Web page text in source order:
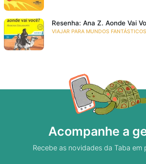
Resenha: Ana Z. Aonde Vai
VIAJAR PARA MUNDOS FANTÁSTICOS
Acompanhe a
Recebe as novidades da Taba em